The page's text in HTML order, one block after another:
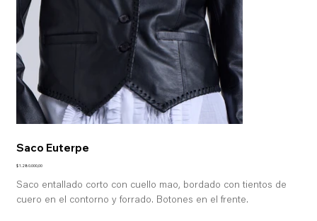
Saco Euterpe
Precio
$ 1.280.000,00
Saco entallado corto con cuello mao, bordado con tientos de
cuero en el contorno y forrado. Botones en el frente.